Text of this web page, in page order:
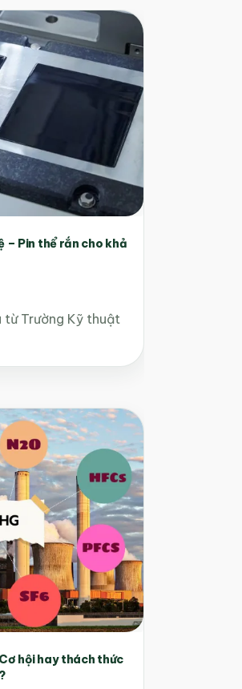
– Pin thể rắn cho khả
từ Trường Kỹ thuật
hội hay thách thức